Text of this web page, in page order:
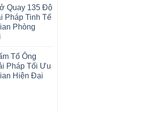
Quay 135 Độ
Pháp Tinh Tế
Phòng
Tổ Ông
Pháp Tối Ưu
Hiện Đại